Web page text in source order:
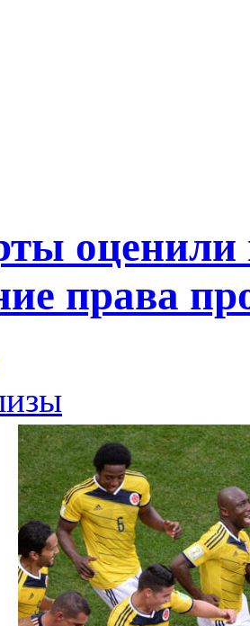
права